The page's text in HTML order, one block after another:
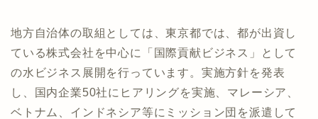
地方自治体の取組としては、東京都では、都が出資し
ている株式会社を中心に「国際貢献ビジネス」として
の水ビジネス展開を行っています。実施方針を発表
し、国内企業50社にヒアリングを実施、マレーシア、
ベトナム、インドネシア等にミッション団を派遣して